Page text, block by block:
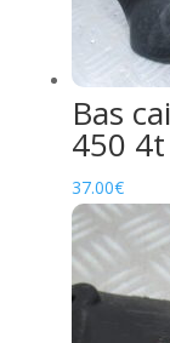
Bas
450
37.00€